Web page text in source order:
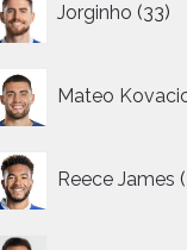
Jorginho 33
Mateo
Reece James